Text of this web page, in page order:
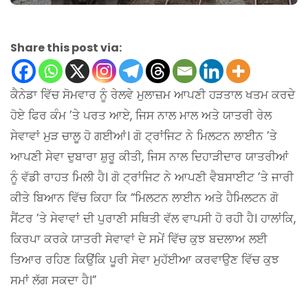
Share this post via:
ਕੈਨੇਡਾ ਵਿੱਚ ਸੋਮਵਾਰ ਨੂੰ ਰੇਲਵੇ ਮੁਲਾਜ਼ਮ ਆਪਣੀ ਹੜਤਾਲ ਖਤਮ ਕਰਦੇ
ਹੋਏ ਫਿਰ ਕੰਮ ’ਤੇ ਪਰਤ ਆਏ, ਜਿਸ ਨਾਲ ਮਾਲ ਅਤੇ ਯਾਤਰੀ ਰੇਲ
ਸੇਵਾਵਾਂ ਮੁੜ ਚਾਲੂ ਹੋ ਗਈਆਂ। ਗੋ ਟ੍ਰਾਂਜਿਟ ਨੇ ਮਿਲਟਨ ਲਾਈਨ ’ਤੇ
ਆਪਣੀ ਸੇਵਾ ਦੁਬਾਰਾ ਸ਼ੁਰੂ ਕੀਤੀ, ਜਿਸ ਨਾਲ ਦਿਹਾੜੀਦਾਰ ਯਾਤਰੀਆਂ
ਨੂੰ ਵੱਡੀ ਰਾਹਤ ਮਿਲੀ ਹੈ। ਗੋ ਟ੍ਰਾਂਜਿਟ ਨੇ ਆਪਣੀ ਵੈਬਸਾਈਟ ’ਤੇ ਜਾਰੀ
ਕੀਤੇ ਬਿਆਨ ਵਿੱਚ ਕਿਹਾ ਕਿ “ਮਿਲਟਨ ਲਾਈਨ ਅਤੇ ਹੈਮਿਲਟਨ ਗੋ
ਸੈਂਟਰ ’ਤੇ ਸੇਵਾਵਾਂ ਦੀ ਪੁਰਾਣੀ ਸਥਿਤੀ ਵੱਲ ਵਾਪਸੀ ਹੋ ਰਹੀ ਹੈ। ਹਾਲਾਂਕਿ,
ਕਿਰਪਾ ਕਰਕੇ ਯਾਤਰੀ ਸੇਵਾਵਾਂ ਦੇ ਸਮੇਂ ਵਿੱਚ ਕੁਝ ਬਦਲਾਅ ਲਈ
ਤਿਆਰ ਰਹਿਣ ਕਿਉਂਕਿ ਪੂਰੀ ਸੇਵਾ ਮੁਹੱਈਆ ਕਰਵਾਉਣ ਵਿੱਚ ਕੁਝ
ਸਮਾਂ ਲੱਗ ਸਕਦਾ ਹੈ।”